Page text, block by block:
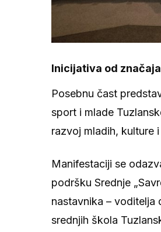
Inicijativa od
Posebnu čast
sport i mlade
razvoj mladih, kulture
Manifestaciji se
podršku Srednje
nastavnika – voditelja
srednjih škola